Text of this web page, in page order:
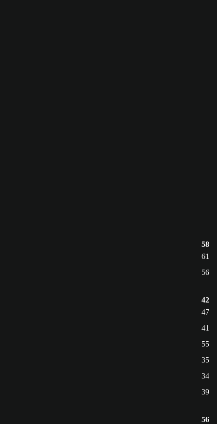
58
61
56
42
47
41
55
35
34
39
56